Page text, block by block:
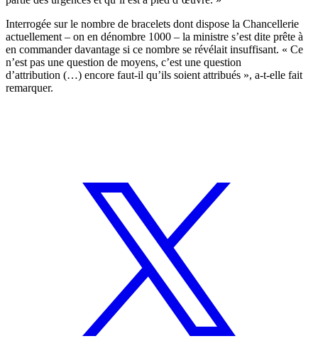
Interrogée sur le nombre de bracelets dont dispose la Chancellerie
actuellement – on en dénombre 1000 – la ministre s’est dite prête à
en commander davantage si ce nombre se révélait insuffisant. « Ce
n’est pas une question de moyens, c’est une question
d’attribution (…) encore faut-il qu’ils soient attribués », a-t-elle fait
remarquer.